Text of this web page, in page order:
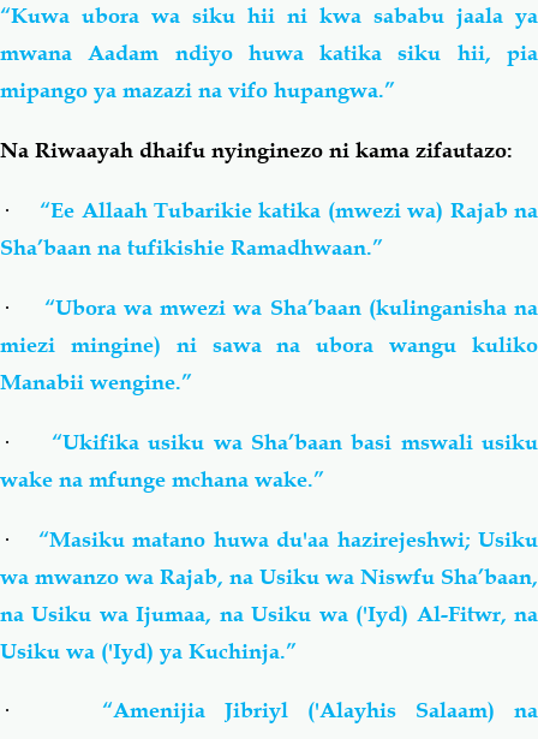
“Kuwa ubora wa siku hii ni kwa sababu jaala ya
mwana Aadam ndiyo huwa katika siku hii, pia
mipango ya mazazi na vifo hupangwa.”
Na Riwaayah dhaifu nyinginezo ni kama zifautazo:
· “Ee Allaah Tubarikie katika (mwezi wa) Rajab na
Sha’baan na tufikishie Ramadhwaan.”
· “Ubora wa mwezi wa Sha’baan (kulinganisha na
miezi mingine) ni sawa na ubora wangu kuliko
Manabii wengine.”
· “Ukifika usiku wa Sha’baan basi mswali usiku
wake na mfunge mchana wake.”
· “Masiku matano huwa du'aa hazirejeshwi; Usiku
wa mwanzo wa Rajab, na Usiku wa Niswfu Sha’baan,
na Usiku wa Ijumaa, na Usiku wa ('Iyd) Al-Fitwr, na
Usiku wa ('Iyd) ya Kuchinja.”
· “Amenijia Jibriyl ('Alayhis Salaam) na